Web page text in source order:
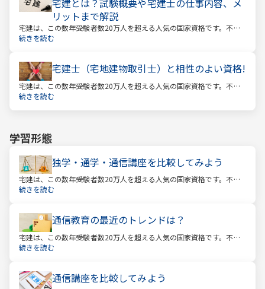
宅建とは？試験概要や宅建士の仕事内容、メ
リットまで解説
宅建は、この数年受験者数20万人を超える人気の国家資格です。不動
産業に携わる人をはじめ、他業種、学生、主婦まで、さまざまな方が
続きを読む
宅建士（宅地建物取引士）と相性のよい資格!
宅建は、この数年受験者数20万人を超える人気の国家資格です。不動
産業に携わる人をはじめ、他業種、学生、主婦まで、さまざまな方が
続きを読む
学習形態
独学・通学・通信講座を比較してみよう
宅建は、この数年受験者数20万人を超える人気の国家資格です。不動
産業に携わる人をはじめ、他業種、学生、主婦まで、さまざまな方が
続きを読む
通信教育の最近のトレンドは？
宅建は、この数年受験者数20万人を超える人気の国家資格です。不動
産業に携わる人をはじめ、他業種、学生、主婦まで、さまざまな方が
続きを読む
通信講座を比較してみよう